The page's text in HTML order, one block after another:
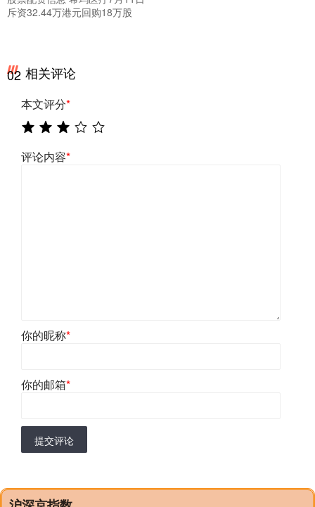
斥资32.44万港元回购18万股
02 相关评论
本文评分*
评论内容*
你的昵称*
你的邮箱*
提交评论